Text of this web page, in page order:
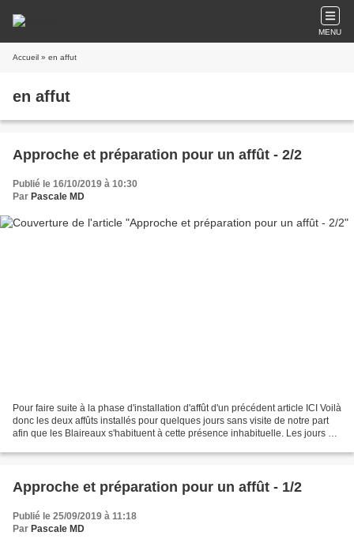
MENU
Accueil » en affut
en affut
Approche et préparation pour un affût - 2/2
Publié le 16/10/2019 à 10:30
Par Pascale MD
Pour faire suite à la phase d'installation d'affût d'un précédent article ICI Voilà
donc les deux affûts installés pour quelques jours sans visite de notre part
afin que les Blaireaux s'habituent à cette présence inhabituelle. Les jours ont
Approche et préparation pour un affût - 1/2
Publié le 25/09/2019 à 11:18
Par Pascale MD